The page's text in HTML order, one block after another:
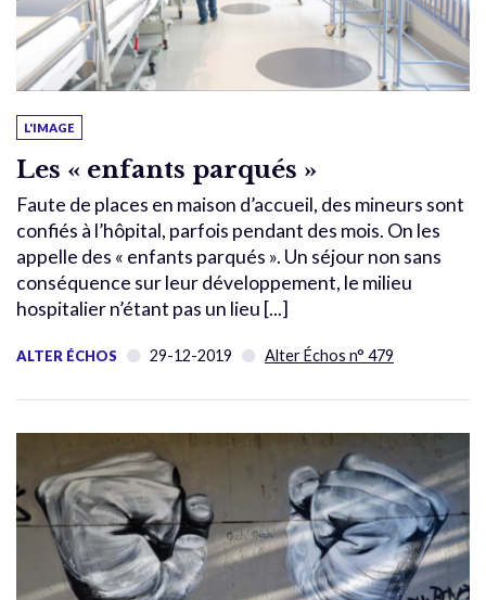
L'IMAGE
Les « enfants parqués »
Faute de places en maison d’accueil, des mineurs sont
confiés à l’hôpital, parfois pendant des mois. On les
appelle des « enfants parqués ». Un séjour non sans
conséquence sur leur développement, le milieu
hospitalier n’étant pas un lieu [...]
ALTER ÉCHOS 29-12-2019 Alter Échos n° 479